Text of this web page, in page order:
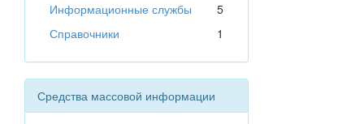
Информационные службы
5
Справочники
1
Средства массовой информации